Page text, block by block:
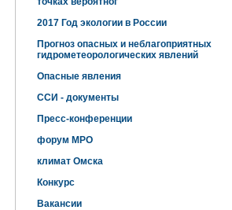
2017 Год экологии в России
Прогноз опасных и неблагоприятных
гидрометеорологических явлений
Опасные явления
ССИ - документы
Пресс-конференции
форум МРО
климат Омска
Конкурс
Вакансии